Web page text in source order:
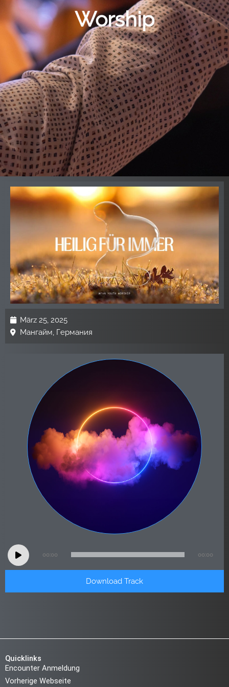
Worship
März 25, 2025
Мангайм, Германия
00:00 00:00
Download Track
Quicklinks
Encounter Anmeldung
Vorherige Webseite